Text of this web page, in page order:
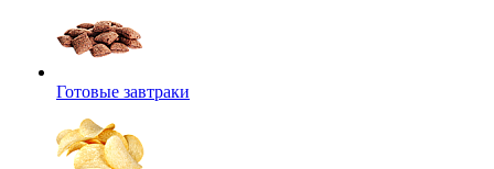
Готовые завтраки